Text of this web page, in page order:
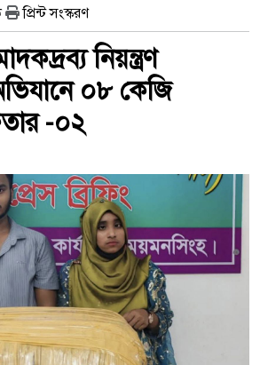
প্রিন্ট সংস্করণ
নিয়ন্ত্রণ
০৮ কেজি
-০২